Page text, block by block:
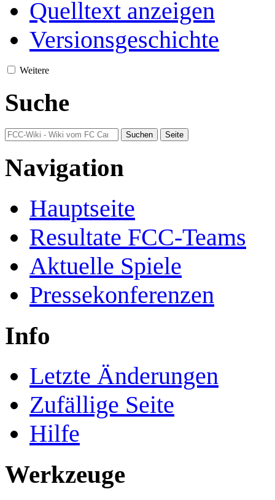
Quelltext anzeigen
Versionsgeschichte
Weitere
Suche
Navigation
Hauptseite
Resultate FCC-Teams
Aktuelle Spiele
Pressekonferenzen
Info
Letzte Änderungen
Zufällige Seite
Hilfe
Werkzeuge